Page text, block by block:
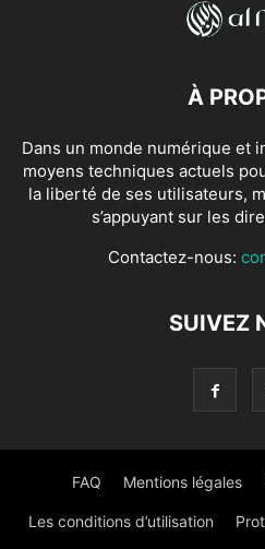
À
Dans un monde numérique et
moyens techniques actuels
la liberté de ses utilisateurs,
s’appuyant sur les
Contactez-nous:
SUIVEZ
FAQ Mentions légales
Les conditions d’utilisation